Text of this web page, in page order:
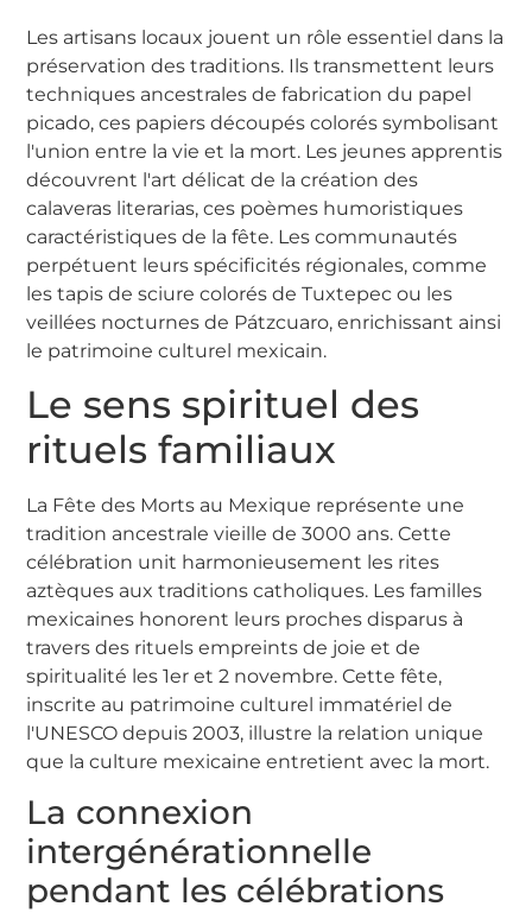
Les artisans locaux jouent un rôle essentiel dans la
préservation des traditions. Ils transmettent leurs
techniques ancestrales de fabrication du papel
picado, ces papiers découpés colorés symbolisant
l'union entre la vie et la mort. Les jeunes apprentis
découvrent l'art délicat de la création des
calaveras literarias, ces poèmes humoristiques
caractéristiques de la fête. Les communautés
perpétuent leurs spécificités régionales, comme
les tapis de sciure colorés de Tuxtepec ou les
veillées nocturnes de Pátzcuaro, enrichissant ainsi
le patrimoine culturel mexicain.
Le sens spirituel des
rituels familiaux
La Fête des Morts au Mexique représente une
tradition ancestrale vieille de 3000 ans. Cette
célébration unit harmonieusement les rites
aztèques aux traditions catholiques. Les familles
mexicaines honorent leurs proches disparus à
travers des rituels empreints de joie et de
spiritualité les 1er et 2 novembre. Cette fête,
inscrite au patrimoine culturel immatériel de
l'UNESCO depuis 2003, illustre la relation unique
que la culture mexicaine entretient avec la mort.
La connexion
intergénérationnelle
pendant les célébrations